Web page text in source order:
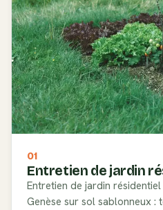
01
Entretien de jardin
Entretien de jardin
Genèse sur sol sablonneux :